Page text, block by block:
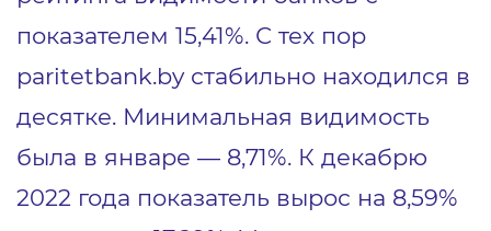
показателем 15,41%. С тех пор
paritetbank.by стабильно находился в
десятке. Минимальная видимость
была в январе — 8,71%. К декабрю
2022 года показатель вырос на 8,59%